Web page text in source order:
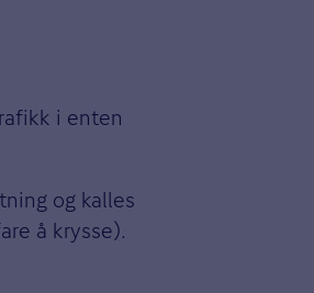
i enten
og kalles
å krysse).